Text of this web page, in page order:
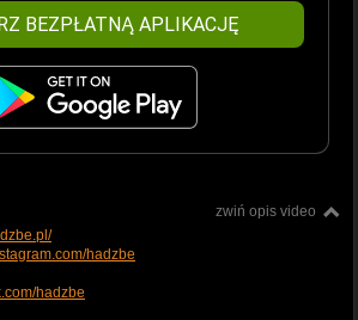
BEZPŁATNĄ APLIKACJĘ
zwiń opis video
hadzbe
hadzbe